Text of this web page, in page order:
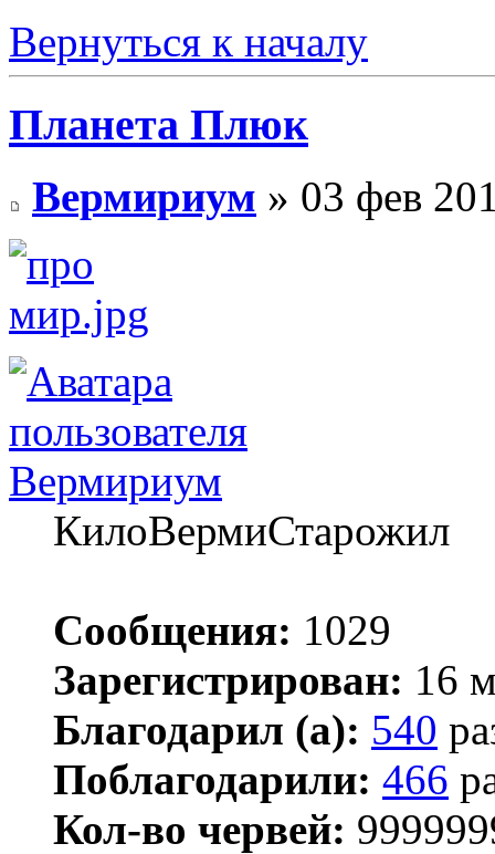
Вернуться к началу
Планета Плюк
Вермириум » 03 фев
Вермириум
КилоВермиСтарожил
Сообщения: 1029
Зарегистрирован: 16
Благодарил (а): 540
Поблагодарили: 466
Кол-во червей: